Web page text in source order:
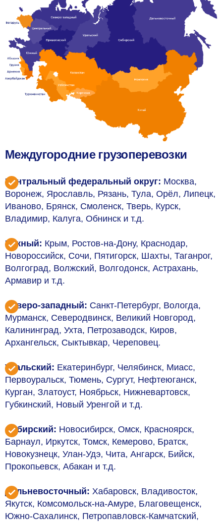
Междугородние грузоперевозки
Центральный федеральный округ: Москва,
Воронеж, Ярославль, Рязань, Тула, Орёл, Липецк,
Иваново, Брянск, Смоленск, Тверь, Курск,
Владимир, Калуга, Обнинск и т.д.
Южный: Крым, Ростов-на-Дону, Краснодар,
Новороссийск, Сочи, Пятигорск, Шахты, Таганрог,
Волгоград, Волжский, Волгодонск, Астрахань,
Армавир и т.д.
Северо-западный: Санкт-Петербург, Вологда,
Мурманск, Северодвинск, Великий Новгород,
Калининград, Ухта, Петрозаводск, Киров,
Архангельск, Сыктывкар, Череповец.
Уральский: Екатеринбург, Челябинск, Миасс,
Первоуральск, Тюмень, Сургут, Нефтеюганск,
Курган, Златоуст, Ноябрьск, Нижневартовск,
Губкинский, Новый Уренгой и т.д.
Сибирский: Новосибирск, Омск, Красноярск,
Барнаул, Иркутск, Томск, Кемерово, Братск,
Новокузнецк, Улан-Удэ, Чита, Ангарск, Бийск,
Прокопьевск, Абакан и т.д.
Дальневосточный: Хабаровск, Владивосток,
Якутск, Комсомольск-на-Амуре, Благовещенск,
Южно-Сахалинск, Петропавловск-Камчатский,